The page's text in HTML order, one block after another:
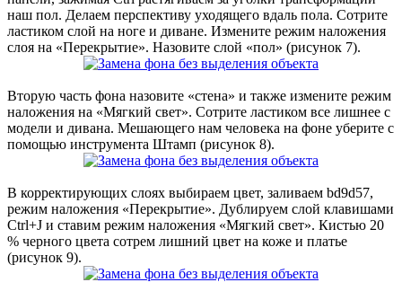
наш пол. Делаем перспективу уходящего вдаль пола. Сотрите
ластиком слой на ноге и диване. Измените режим наложения
слоя на «Перекрытие». Назовите слой «пол» (рисунок 7).
Вторую часть фона назовите «стена» и также измените режим
наложения на «Мягкий свет». Сотрите ластиком все лишнее с
модели и дивана. Мешающего нам человека на фоне уберите с
помощью инструмента Штамп (рисунок 8).
В корректирующих слоях выбираем цвет, заливаем bd9d57,
режим наложения «Перекрытие». Дублируем слой клавишами
Ctrl+J и ставим режим наложения «Мягкий свет». Кистью 20
% черного цвета сотрем лишний цвет на коже и платье
(рисунок 9).